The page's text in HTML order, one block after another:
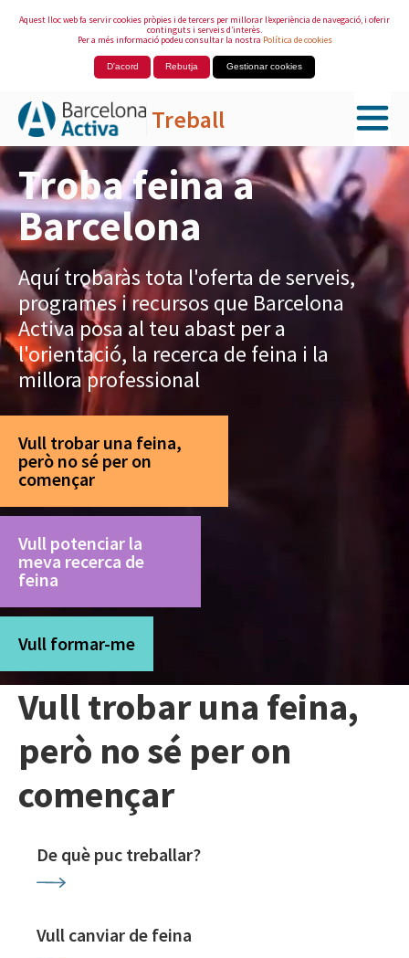
Aquest lloc web fa servir cookies pròpies i de tercers per millorar l’experiència de navegació, i oferir
continguts i serveis d’interès.
Per a més informació podeu consultar la nostra Política de cookies
D'acord Rebutja Gestionar cookies
Treball
Salta al contingut principal
Troba feina a
Barcelona
Aquí trobaràs tota l'oferta de serveis,
programes i recursos que Barcelona
Activa posa al teu abast per a
l'orientació, la recerca de feina i la
millora professional
Vull trobar una feina,
però no sé per on
començar
Vull potenciar la
meva recerca de
feina
Vull formar-me
Vull trobar una feina,
però no sé per on
començar
De què puc treballar?
Vull canviar de feina